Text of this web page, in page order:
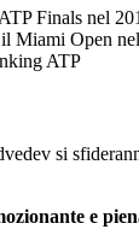
Finals nel
Miami Open
ATP
si
e